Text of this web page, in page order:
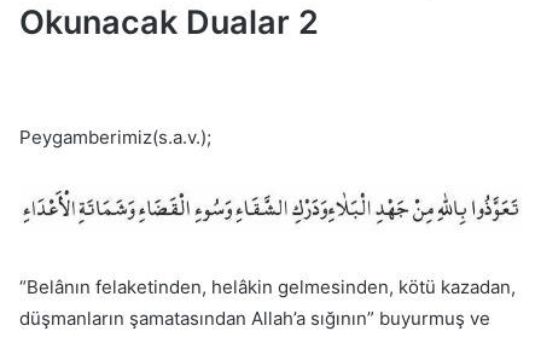
Okunacak Dualar 2
Peygamberimiz(s.a.v.);
“Belânın felaketinden, helâkin gelmesinden, kötü kazadan,
düşmanların şamatasından Allah’a sığının” buyurmuş ve